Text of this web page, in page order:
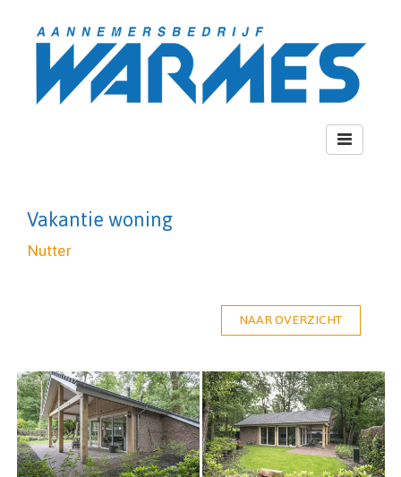
Toggle
navigation
Vakantie woning
Nutter
NAAR OVERZICHT